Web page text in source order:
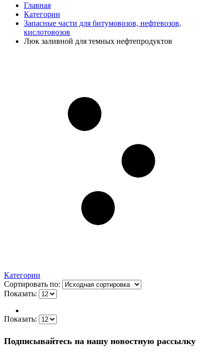
Главная
Категории
Запасные части для битумовозов, нефтевозов,
кислотовозов
Люк заливной для темных нефтепродуктов
Категории
Сортировать по:
Показать:
Показать:
Подписывайтесь на нашу новостную рассылку